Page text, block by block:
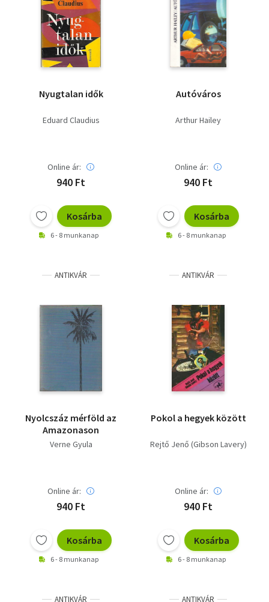
Nyugtalan idők
Eduard Claudius
Online ár:
940 Ft
Kosárba
6 - 8 munkanap
Autóváros
Arthur Hailey
Online ár:
940 Ft
Kosárba
6 - 8 munkanap
ANTIKVÁR
Nyolcszáz mérföld az
Amazonason
Verne Gyula
Online ár:
940 Ft
Kosárba
6 - 8 munkanap
ANTIKVÁR
Pokol a hegyek között
Rejtő Jenő (Gibson Lavery)
Online ár:
940 Ft
Kosárba
6 - 8 munkanap
ANTIKVÁR ANTIKVÁR